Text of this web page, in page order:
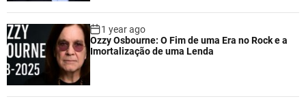
1 year ago
Ozzy Osbourne: O Fim de uma Era no Rock e a
Imortalização de uma Lenda